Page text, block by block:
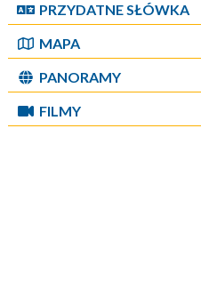
PRZYDATNE SŁÓWKA
MAPA
PANORAMY
FILMY